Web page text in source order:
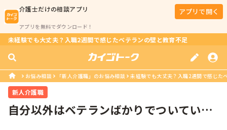
介護士だけの相談アプリ
アプリを無料でダウンロード！
アプリで開く
未経験でも大丈夫？入職2週間で感じたベテランの壁と教育不足
お悩み相談 「新人介護職」のお悩み相談 未経験でも大丈夫？入職2週間で感じた
新人介護職
自分以外はベテランばかりでついていけ